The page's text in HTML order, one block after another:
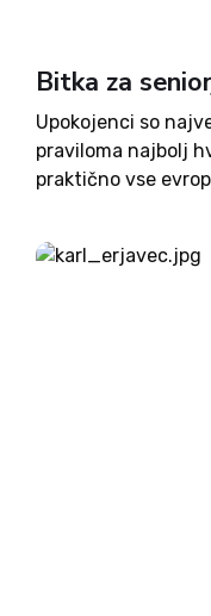
Bitka za
Upokojenci so
praviloma najbolj
praktično vse
drugi strani vse
najmanj v...